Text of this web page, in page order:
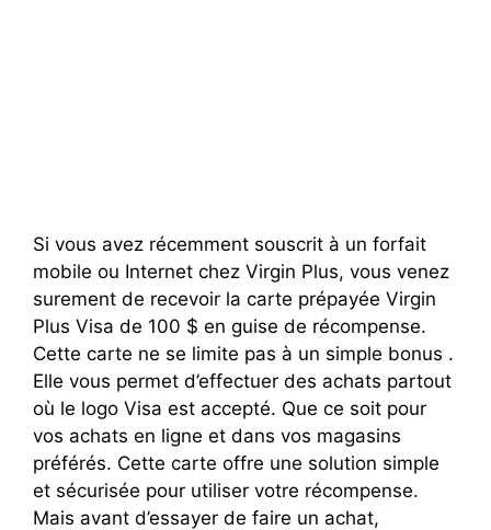
Si vous avez récemment souscrit à un forfait
mobile ou Internet chez Virgin Plus, vous venez
surement de recevoir la carte prépayée Virgin
Plus Visa de 100 $ en guise de récompense.
Cette carte ne se limite pas à un simple bonus .
Elle vous permet d’effectuer des achats partout
où le logo Visa est accepté. Que ce soit pour
vos achats en ligne et dans vos magasins
préférés. Cette carte offre une solution simple
et sécurisée pour utiliser votre récompense.
Mais avant d’essayer de faire un achat,